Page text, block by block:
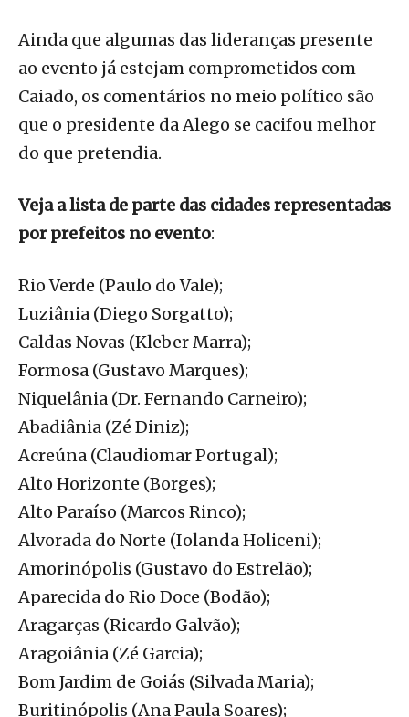
Ainda que algumas das lideranças presente
ao evento já estejam comprometidos com
Caiado, os comentários no meio político são
que o presidente da Alego se cacifou melhor
do que pretendia.
Veja a lista de parte das cidades representadas
por prefeitos no evento:
Rio Verde (Paulo do Vale);
Luziânia (Diego Sorgatto);
Caldas Novas (Kleber Marra);
Formosa (Gustavo Marques);
Niquelânia (Dr. Fernando Carneiro);
Abadiânia (Zé Diniz);
Acreúna (Claudiomar Portugal);
Alto Horizonte (Borges);
Alto Paraíso (Marcos Rinco);
Alvorada do Norte (Iolanda Holiceni);
Amorinópolis (Gustavo do Estrelão);
Aparecida do Rio Doce (Bodão);
Aragarças (Ricardo Galvão);
Aragoiânia (Zé Garcia);
Bom Jardim de Goiás (Silvada Maria);
Buritinópolis (Ana Paula Soares);